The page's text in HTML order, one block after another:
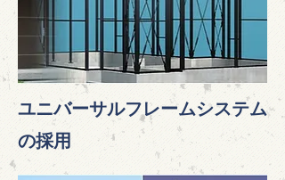
​ユニバーサルフレームシステム
の採用